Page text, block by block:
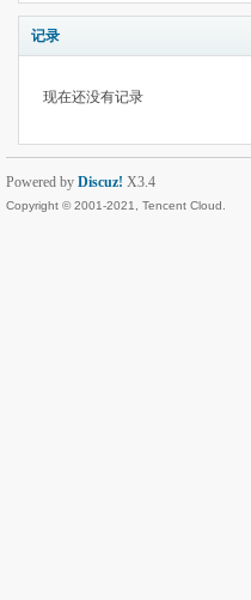
记录
现在还没有记录
Powered by Discuz! X3.4
Copyright © 2001-2021, Tencent Cloud.